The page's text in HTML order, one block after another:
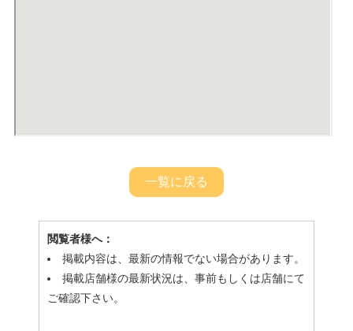
一覧に戻る
閲覧者様へ：
掲載内容は、最新の情報でない場合があります。
掲載店舗様の最新状況は、事前もしくは店舗にて
ご確認下さい。